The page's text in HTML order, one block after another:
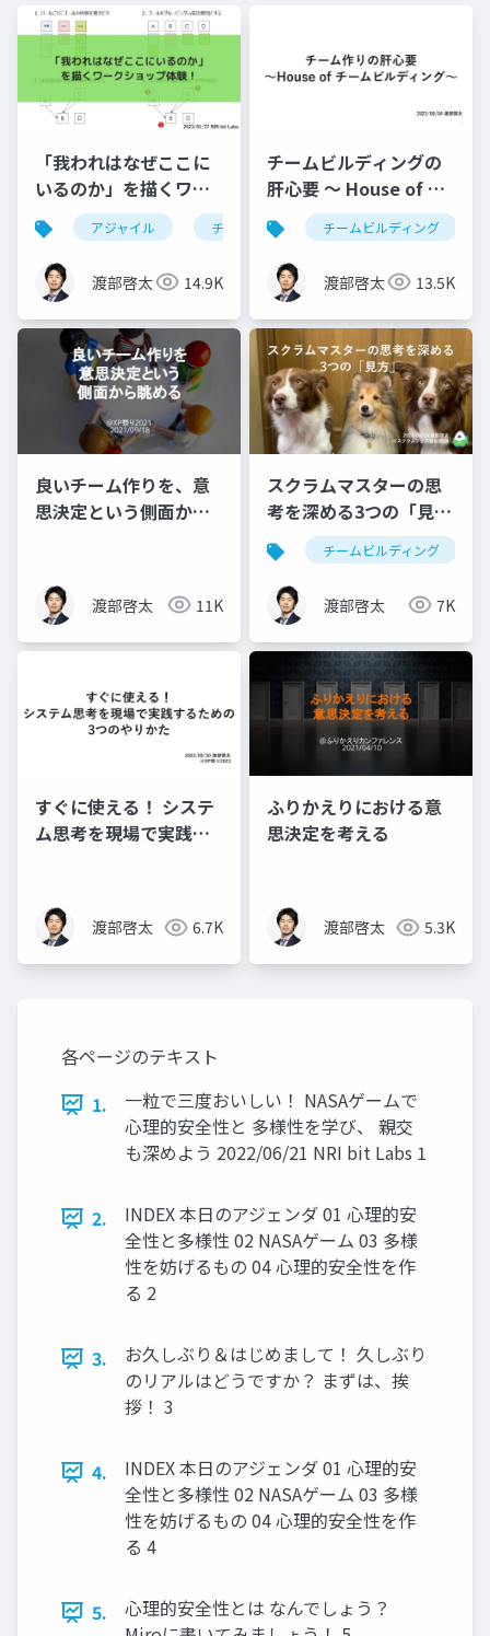
「我われはなぜここに
いるのか」を描くワー
クショップ体験！
アジャイル チームビルディング
渡部啓太 14.9K
チームビルディングの
肝心要 〜 House of チ
ームビルディング 〜
チームビルディング
渡部啓太 13.5K
良いチーム作りを、意
思決定という側面から
渡部啓太 11K
スクラムマスターの思
考を深める3つの「見
方」
チームビルディング
渡部啓太 7K
すぐに使える！ システ
ム思考を現場で実践す
渡部啓太 6.7K
ふりかえりにおける意
思決定を考える
渡部啓太 5.3K
各ページのテキスト
1.
一粒で三度おいしい！ NASAゲームで
心理的安全性と 多様性を学び、 親交
も深めよう 2022/06/21 NRI bit Labs 1
2.
INDEX 本日のアジェンダ 01 心理的安
全性と多様性 02 NASAゲーム 03 多様
性を妨げるもの 04 心理的安全性を作
る 2
3.
お久しぶり＆はじめまして！ 久しぶり
のリアルはどうですか？ まずは、挨
拶！ 3
4.
INDEX 本日のアジェンダ 01 心理的安
全性と多様性 02 NASAゲーム 03 多様
性を妨げるもの 04 心理的安全性を作
る 4
5.
心理的安全性とは なんでしょう？